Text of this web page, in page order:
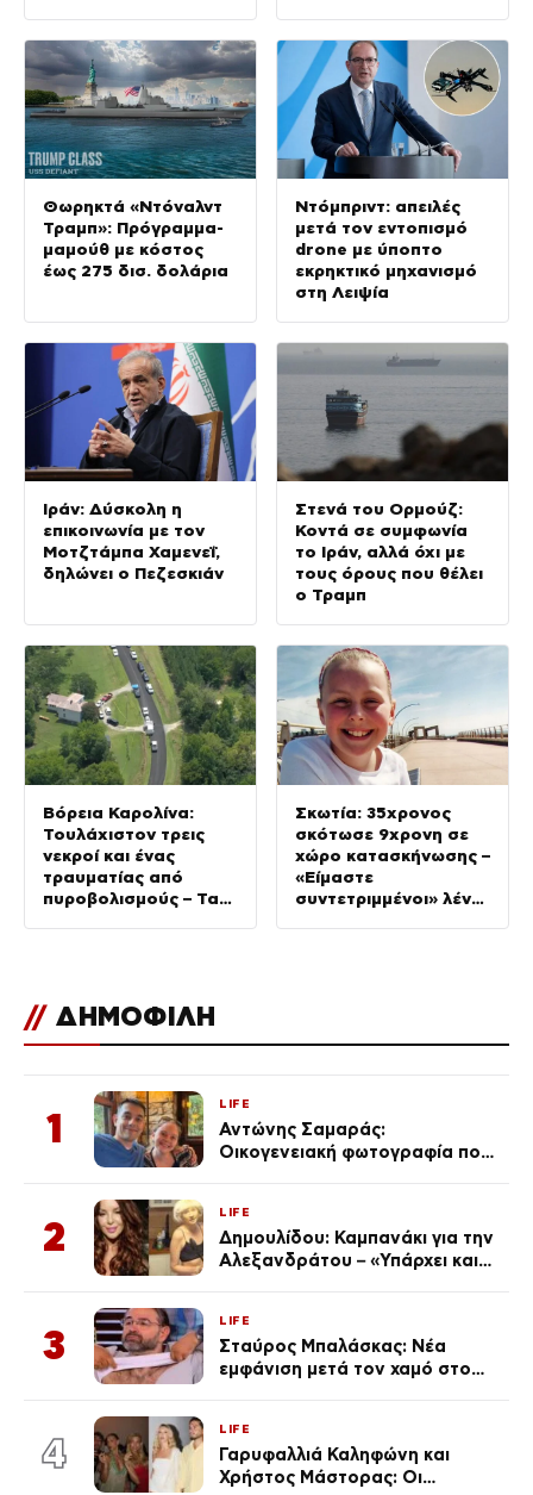
Θωρηκτά «Ντόναλντ
Τραμπ»: Πρόγραμμα-
μαμούθ με κόστος
έως 275 δισ. δολάρια
Ντόμπριντ: απειλές
μετά τον εντοπισμό
drone με ύποπτο
εκρηκτικό μηχανισμό
στη Λειψία
Ιράν: Δύσκολη η
επικοινωνία με τον
Μοτζτάμπα Χαμενεΐ,
δηλώνει ο Πεζεσκιάν
Στενά του Ορμούζ:
Κοντά σε συμφωνία
το Ιράν, αλλά όχι με
τους όρους που θέλει
ο Τραμπ
Βόρεια Καρολίνα:
Τουλάχιστον τρεις
νεκροί και ένας
τραυματίας από
πυροβολισμούς – Τα
Σκωτία: 35χρονος
σκότωσε 9χρονη σε
χώρο κατασκήνωσης –
«Είμαστε
συντετριμμένοι» λένε
// ΔΗΜΟΦΙΛΗ
1
LIFE
Αντώνης Σαμαράς:
Οικογενειακή φωτογραφία που
Λένας
2
LIFE
Δημουλίδου: Καμπανάκι για την
Αλεξανδράτου – «Υπάρχει και
3
LIFE
Σταύρος Μπαλάσκας: Νέα
εμφάνιση μετά τον χαμό στο
4
LIFE
Γαρυφαλλιά Καληφώνη και
Χρήστος Μάστορας: Οι